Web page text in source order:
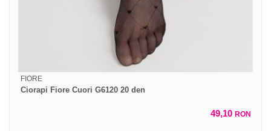
FIORE
Ciorapi Fiore Cuori G6120 20 den
49,10 RON